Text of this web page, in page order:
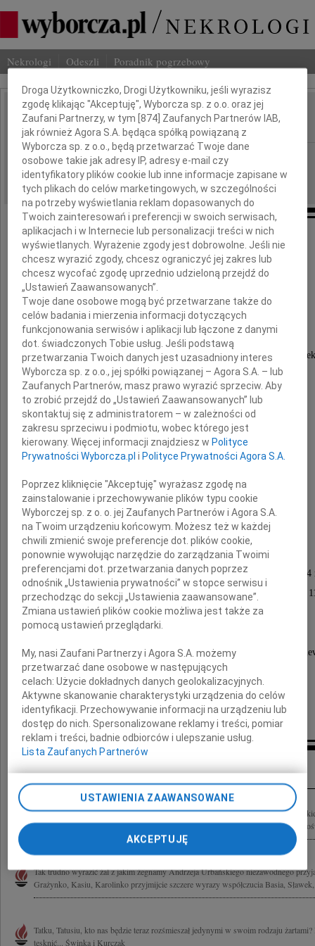
Nekrologi Odeszli Poradnik pogrzebowy
IMIĘ I NAZWISKO: Andrzej Urbański
REGION: Gdańsk
DATA EMISJI: 15.03.2024
Z głębokim żalem zawiadamiamy,
że dnia 12 marca 2024 roku odszedł
Andrzej Urbański
ukochany Mąż, najlepszy Tata, troskliwy
Wspaniały Człowiek, lekarz i przyjaciel.
Pozostanie na zawsze w naszych sercach.
Uroczystości pogrzebowe odbędą się 16 marca 2024
na cmentarzu Srebrzysko (Nowa Kaplica) od godz.
Wyprowadzenie z Kaplicy o godz. 12:00.
Masza Św. w Kościele św. Adrzeja Boboli na ul.
we Wrzeszczu o godz. 9:00.
Rodzina
Kondolencje
Steruj krwią swoją do Oceanu Spokoju. Julian Przyboś 12 marca, po długiej i
Przyjaciel Andrzej Urbański doktor nauk medycznych, znakomity chirurg, pełen
Tak trudno wyrazić żal z jakim żegnamy Andrzeja Urbańskiego niezawodnego
Grażynko, Kasiu, Karolinko przyjmijcie szczere wyrazy współczucia Basia,
Tatku, Tatusiu, kto nas będzie teraz rozśmieszał jedynymi w swoim rodzaju
tęsknić... Świnka i Kurczak
Dbamy o Twoją prywatność
Droga Użytkowniczko, Drogi Użytkowniku, jeśli wyrazisz
zgodę klikając "Akceptuję", Wyborcza sp. z o.o. oraz jej
Zaufani Partnerzy, w tym [874 ] Zaufanych Partnerów IAB,
jak również Agora S.A. będąca spółką powiązaną z
Wyborcza sp. z o.o., będą przetwarzać Twoje dane
osobowe takie jak adresy IP, adresy e-mail czy
identyfikatory plików cookie lub inne informacje zapisane w
tych plikach do celów marketingowych, w szczególności
na potrzeby wyświetlania reklam dopasowanych do
Twoich zainteresowań i preferencji w swoich serwisach,
aplikacjach i w Internecie lub personalizacji treści w nich
wyświetlanych. Wyrażenie zgody jest dobrowolne. Jeśli nie
chcesz wyrazić zgody, chcesz ograniczyć jej zakres lub
chcesz wycofać zgodę uprzednio udzieloną przejdź do
„Ustawień Zaawansowanych”.
Twoje dane osobowe mogą być przetwarzane także do
celów badania i mierzenia informacji dotyczących
funkcjonowania serwisów i aplikacji lub łączone z danymi
dot. świadczonych Tobie usług. Jeśli podstawą
przetwarzania Twoich danych jest uzasadniony interes
Wyborcza sp. z o.o., jej spółki powiązanej – Agora S.A. – lub
Zaufanych Partnerów, masz prawo wyrazić sprzeciw. Aby
to zrobić przejdź do „Ustawień Zaawansowanych” lub
skontaktuj się z administratorem – w zależności od
zakresu sprzeciwu i podmiotu, wobec którego jest
kierowany. Więcej informacji znajdziesz w Polityce
Prywatności Wyborcza.pl i Polityce Prywatności Agora S.A.
Poprzez kliknięcie "Akceptuję" wyrażasz zgodę na
zainstalowanie i przechowywanie plików typu cookie
Wyborczej sp. z o. o. jej Zaufanych Partnerów i Agora S.A.
na Twoim urządzeniu końcowym. Możesz też w każdej
chwili zmienić swoje preferencje dot. plików cookie,
ponownie wywołując narzędzie do zarządzania Twoimi
preferencjami dot. przetwarzania danych poprzez
odnośnik „Ustawienia prywatności” w stopce serwisu i
przechodząc do sekcji „Ustawienia zaawansowane”.
Zmiana ustawień plików cookie możliwa jest także za
pomocą ustawień przeglądarki.
My, nasi Zaufani Partnerzy i Agora S.A. możemy
przetwarzać dane osobowe w następujących
celach:Użycie dokładnych danych geolokalizacyjnych.
Aktywne skanowanie charakterystyki urządzenia do celów
identyfikacji. Przechowywanie informacji na urządzeniu lub
dostęp do nich. Spersonalizowane reklamy i treści, pomiar
reklam i treści, badnie odbiorców i ulepszanie usług.
Lista Zaufanych Partnerów
USTAWIENIA ZAAWANSOWANE
AKCEPTUJĘ